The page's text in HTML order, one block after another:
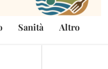
Sanità Altro